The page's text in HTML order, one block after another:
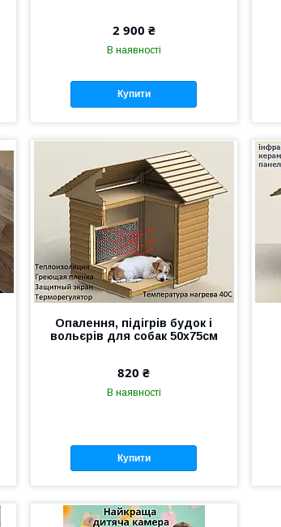
2 900 ₴
В наявності
Купити
Опалення, підігрів будок і
вольєрів для собак 50х75см
820 ₴
В наявності
Купити